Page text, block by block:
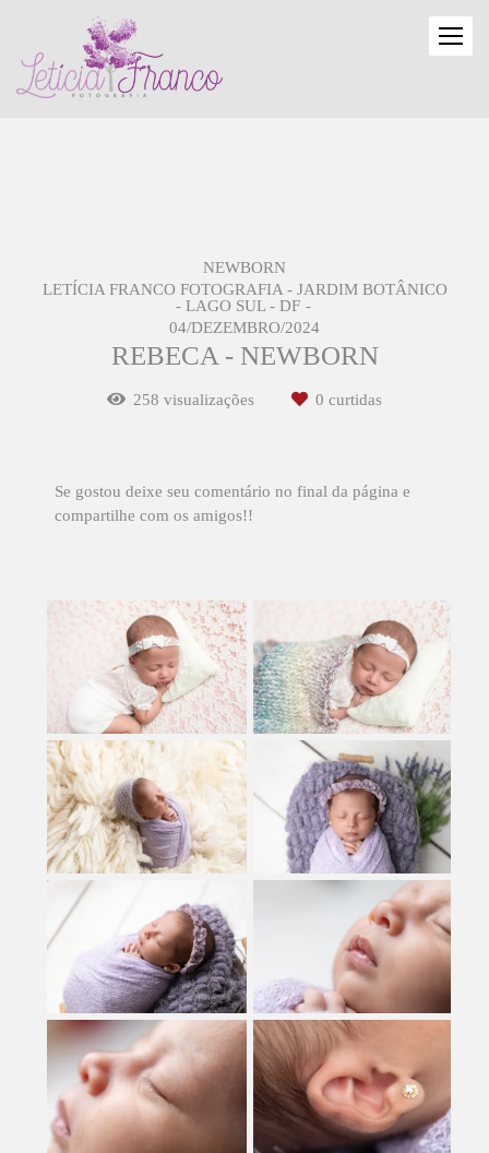
NEWBORN
LETÍCIA FRANCO FOTOGRAFIA - JARDIM BOTÂNICO
- LAGO SUL - DF
04/DEZEMBRO/2024
REBECA - NEWBORN
258 visualizações 0 curtidas
Se gostou deixe seu comentário no final da página e
compartilhe com os amigos!!